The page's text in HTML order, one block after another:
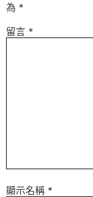
為 *
留言 *
顯示名稱 *